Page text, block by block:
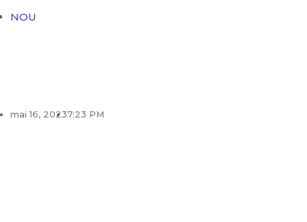
NOU
mai 16, 20237:23 PM